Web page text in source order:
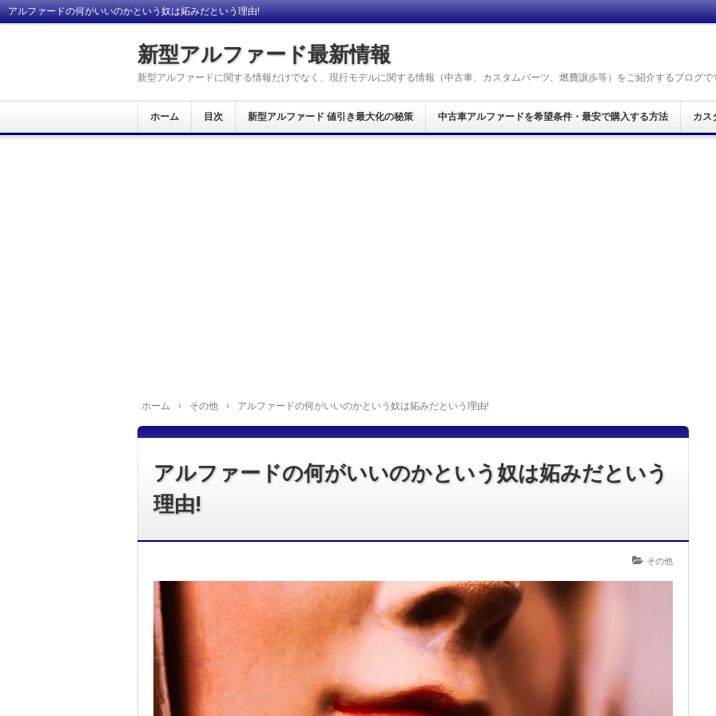
アルファードの何がいいのかという奴は妬みだという理由!
新型アルファード最新情報
新型アルファードに関する情報だけでなく、現行モデルに関する情報（中古車、カスタムパーツ、燃費譲歩等）をご紹介するブログで
ホーム 目次 新型アルファード 値引き最大化の秘策 中古車アルファードを希望条件・最安で購入する方法 カス
ホーム › その他 › アルファードの何がいいのかという奴は妬みだという理由!
アルファードの何がいいのかという奴は妬みだという
理由!
その他